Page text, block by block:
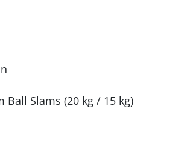
Ball Slams (20 kg / 15 kg)